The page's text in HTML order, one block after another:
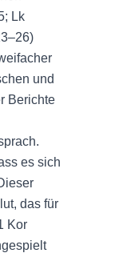
Lk
und
Berichte
es sich
das für
Kor